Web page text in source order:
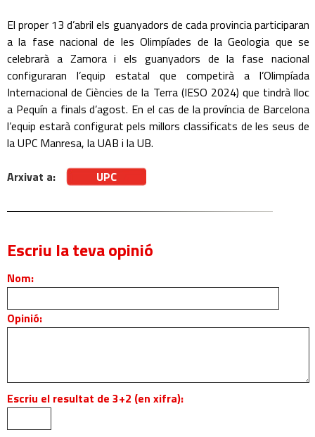
El proper 13 d’abril els guanyadors de cada provincia participaran
a la fase nacional de les Olimpíades de la Geologia que se
celebrarà a Zamora i els guanyadors de la fase nacional
configuraran l’equip estatal que competirà a l’Olimpíada
Internacional de Ciències de la Terra (IESO 2024) que tindrà lloc
a Pequín a finals d’agost. En el cas de la província de Barcelona
l’equip estarà configurat pels millors classificats de les seus de
la UPC Manresa, la UAB i la UB.
Arxivat a:
UPC
Escriu la teva opinió
Nom:
Opinió:
Escriu el resultat de 3+2 (en xifra):